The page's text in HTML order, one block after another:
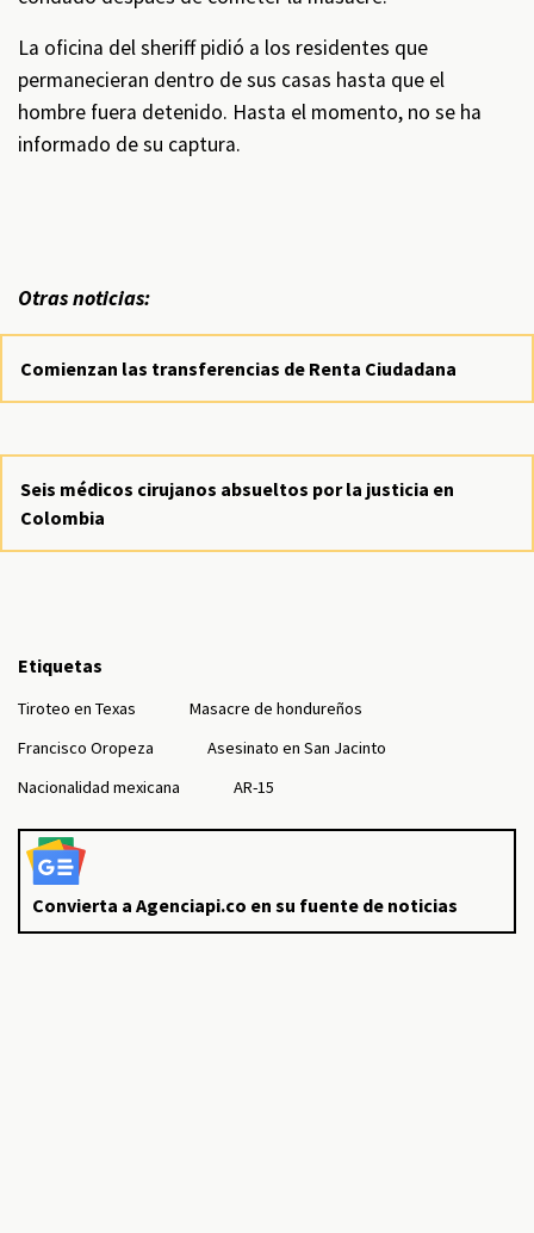
La oficina del sheriff pidió a los residentes que
permanecieran dentro de sus casas hasta que el
hombre fuera detenido. Hasta el momento, no se ha
informado de su captura.
Otras noticias:
Comienzan las transferencias de Renta Ciudadana
Seis médicos cirujanos absueltos por la justicia en
Colombia
Etiquetas
Tiroteo en Texas
Masacre de hondureños
Francisco Oropeza
Asesinato en San Jacinto
Nacionalidad mexicana
AR-15
Convierta a Agenciapi.co en su fuente de noticias